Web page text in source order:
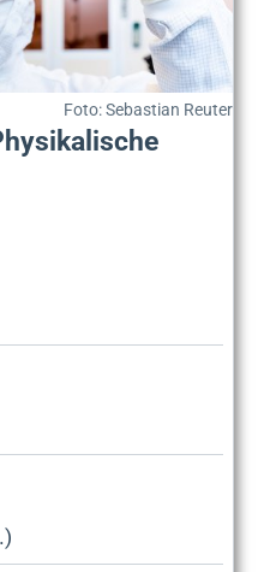
Foto: Sebastian Reuter